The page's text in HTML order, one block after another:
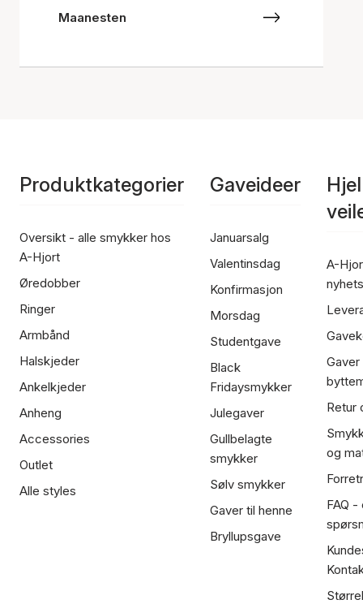
Maanesten
Produktkategorier
Oversikt - alle smykker hos
A-Hjort
Øredobber
Ringer
Armbånd
Halskjeder
Ankelkjeder
Anheng
Accessories
Outlet
Alle styles
Gaveideer
Januarsalg
Valentinsdag
Konfirmasjon
Morsdag
Studentgave
Black
Fridaysmykker
Julegaver
Gullbelagte
smykker
Sølv smykker
Gaver til henne
Bryllupsgave
A-
Retur
og
FAQ